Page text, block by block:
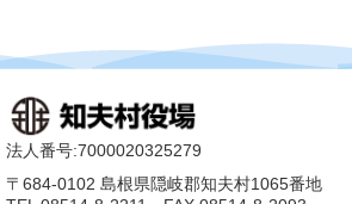
法人番号:7000020325279
〒684-0102 島根県隠岐郡知夫村1065番地